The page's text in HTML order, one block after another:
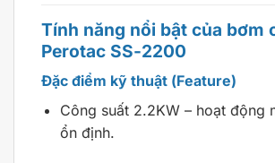
Tính năng nổi bật của bơm
Perotac SS-2200
Đặc điểm kỹ thuật (Feature)
Công suất 2.2KW – hoạt động
ổn định.